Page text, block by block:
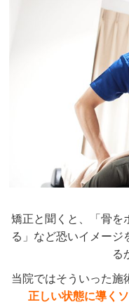
矯正と聞くと、「骨を
る」など恐いイメージ
る
当院ではそういった施
正しい状態に導く